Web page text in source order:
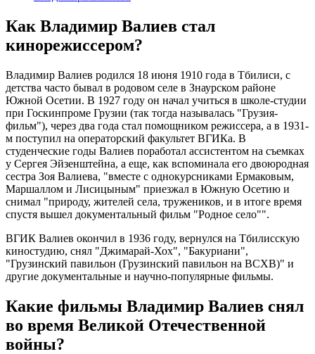
Как Владимир Валиев стал
кинорежиссером?
Владимир Валиев родился 18 июня 1910 года в Тбилиси, с
детства часто бывал в родовом селе в Знаурском районе
Южной Осетии. В 1927 году он начал учиться в школе-студии
при Госкинпроме Грузии (так тогда называлась "Грузия-
фильм"), через два года стал помощником режиссера, а в 1931-
м поступил на операторский факультет ВГИКа. В
студенческие годы Валиев поработал ассистентом на съемках
у Сергея Эйзенштейна, а еще, как вспоминала его двоюродная
сестра Зоя Валиева, "вместе с однокурсниками Ермаковым,
Маршаллом и Лисицыным" приезжал в Южную Осетию и
снимал "природу, жителей села, тружеников, и в итоге время
спустя вышел документальный фильм "Родное село"".
ВГИК Валиев окончил в 1936 году, вернулся на Тбилисскую
киностудию, снял "Джимарай-Хох", "Бакуриани",
"Грузинский павильон (Грузинский павильон на ВСХВ)" и
другие документальные и научно-популярные фильмы.
Какие фильмы Владимир Валиев снял
во время Великой Отечественной
войны?